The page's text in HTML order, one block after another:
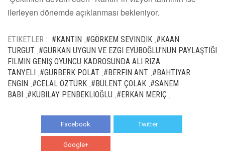
ilerleyen dönemde açıklanması bekleniyor.
ETIKETLER : #KANTIN #GÖRKEM SEVINDIK #KAAN
TURGUT #GÜRKAN UYGUN VE EZGI EYÜBOĞLU'NUN PAYLAŞTIĞI
FILMIN GENIŞ OYUNCU KADROSUNDA ALI RIZA
TANYELI #GÜRBERK POLAT #BERFIN ANT #BAHTIYAR
ENGIN #CELAL ÖZTÜRK #BÜLENT ÇOLAK #SANEM
BABI #KUBILAY PENBEKLIOĞLU #ERKAN MERIÇ
Facebook Twitter
Google+